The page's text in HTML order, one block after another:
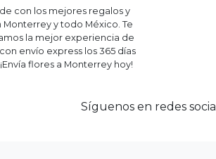
con los mejores regalos y
Monterrey y todo México. Te
la mejor experiencia de
envío express los 365 días
flores a Monterrey hoy!
Síguenos en redes